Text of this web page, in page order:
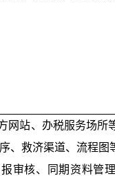
网站、办税服务场所
、救济渠道、流程图
审核、同期资料管